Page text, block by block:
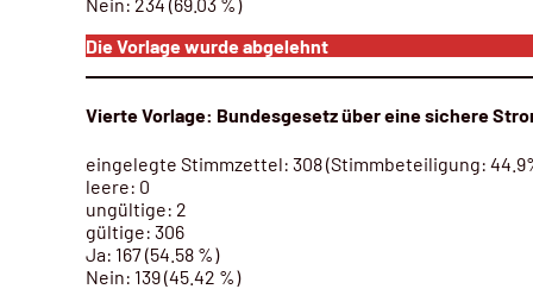
Die Vorlage wurde abgelehnt
Vierte Vorlage: Bundesgesetz über eine sichere
eingelegte Stimmzettel: 308 (Stimmbeteiligung:
leere: 0
ungültige: 2
gültige: 306
Ja: 167 (54.58 %)
Nein: 139 (45.42 %)